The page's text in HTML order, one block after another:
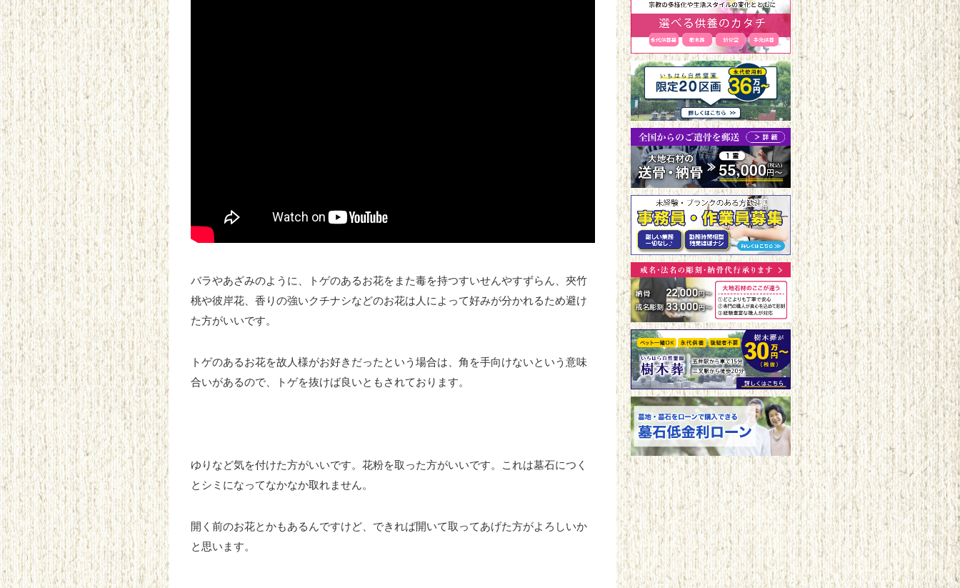
バラやあざみのように、トゲのあるお花をまた毒を持つすいせんやすずらん、夾竹
桃や彼岸花、香りの強いクチナシなどのお花は人によって好みが分かれるため避け
た方がいいです。
トゲのあるお花を故人様がお好きだったという場合は、角を手向けないという意味
合いがあるので、トゲを抜けば良いともされております。
ゆりなど気を付けた方がいいです。花粉を取った方がいいです。これは墓石につく
とシミになってなかなか取れません。
開く前のお花とかもあるんですけど、できれば開いて取ってあげた方がよろしいか
と思います。